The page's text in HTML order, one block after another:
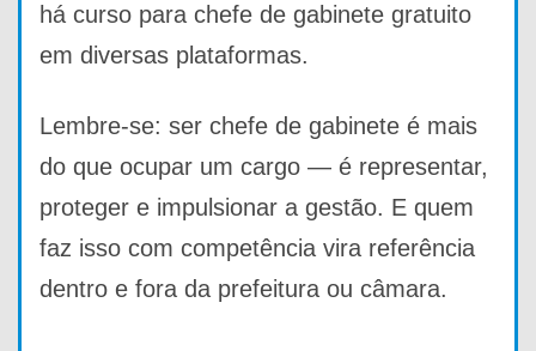
há curso para chefe de gabinete gratuito
em diversas plataformas.
Lembre-se: ser chefe de gabinete é mais
do que ocupar um cargo — é representar,
proteger e impulsionar a gestão. E quem
faz isso com competência vira referência
dentro e fora da prefeitura ou câmara.